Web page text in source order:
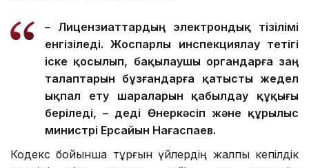
– Лицензиаттардың электрондық тізілімі
енгізіледі. Жоспарлы инспекциялау тетігі
іске қосылып, бақылаушы органдарға заң
талаптарын бұзғандарға қатысты жедел
ықпал ету шараларын қабылдау құқығы
беріледі, – деді Өнеркәсіп және құрылыс
министрі Ерсайын Нағаспаев.
Кодекс бойынша тұрғын үйлердің жалпы кепілдік